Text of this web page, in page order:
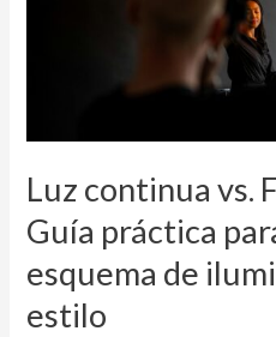
Luz continua vs.
Guía práctica
esquema de
estilo
para
elegir
tu
esquema
de
iluminación